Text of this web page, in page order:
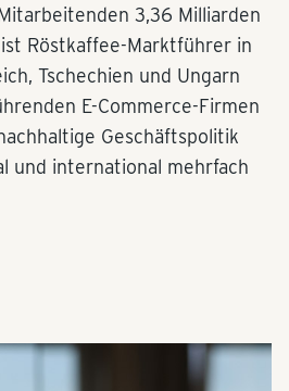
3,36 Milliarden
Röstkaffee-Marktführer in
Tschechien und Ungarn
E-Commerce-Firmen
Geschäftspolitik
und international mehrfach